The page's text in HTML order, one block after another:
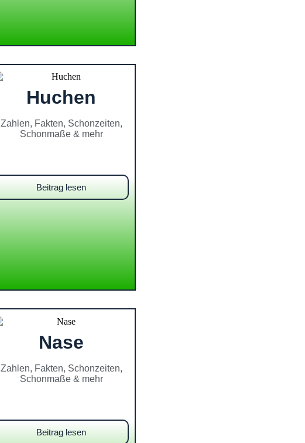
Huchen
Zahlen, Fakten, Schonzeiten,
Schonmaße & mehr
Beitrag lesen
Nase
Zahlen, Fakten, Schonzeiten,
Schonmaße & mehr
Beitrag lesen